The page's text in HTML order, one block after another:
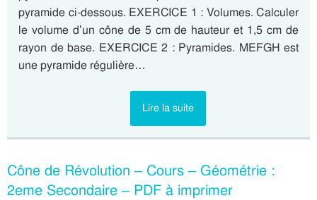
pyramide ci-dessous. EXERCICE 1 : Volumes. Calculer
le volume d’un cône de 5 cm de hauteur et 1,5 cm de
rayon de base. EXERCICE 2 : Pyramides. MEFGH est
une pyramide régulière…
Lire la suite
Cône de Révolution – Cours – Géométrie :
2eme Secondaire – PDF à imprimer